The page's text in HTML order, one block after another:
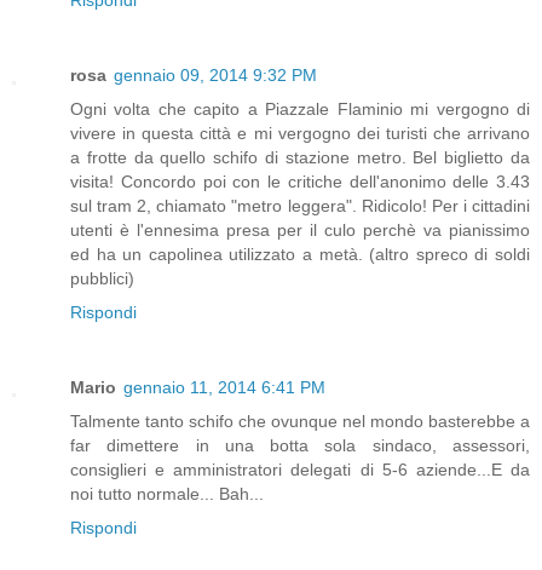
rosa gennaio 09, 2014 9:32 PM
Ogni volta che capito a Piazzale Flaminio mi vergogno di
vivere in questa città e mi vergogno dei turisti che arrivano
a frotte da quello schifo di stazione metro. Bel biglietto da
visita! Concordo poi con le critiche dell'anonimo delle 3.43
sul tram 2, chiamato "metro leggera". Ridicolo! Per i cittadini
utenti è l'ennesima presa per il culo perchè va pianissimo
ed ha un capolinea utilizzato a metà. (altro spreco di soldi
pubblici)
Rispondi
Mario gennaio 11, 2014 6:41 PM
Talmente tanto schifo che ovunque nel mondo basterebbe a
far dimettere in una botta sola sindaco, assessori,
consiglieri e amministratori delegati di 5-6 aziende...E da
noi tutto normale... Bah...
Rispondi